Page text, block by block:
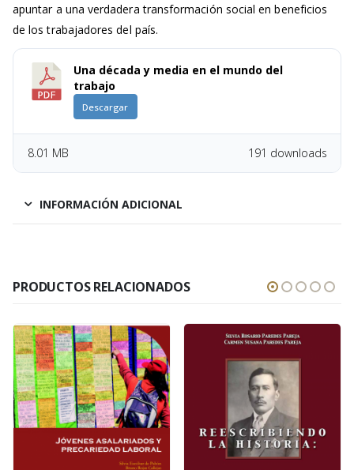
apuntar a una verdadera transformación social en beneficios
de los trabajadores del país.
Una década y media en el mundo del
trabajo
Descargar
191 downloads
8.01 MB
INFORMACIÓN ADICIONAL
PRODUCTOS RELACIONADOS